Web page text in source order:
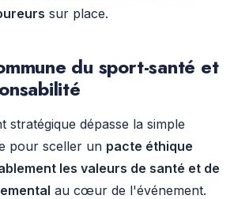
sur place.
du sport-santé et
stratégique dépasse la simple
pour sceller un pacte éthique
les valeurs de santé et de
au cœur de l'événement.